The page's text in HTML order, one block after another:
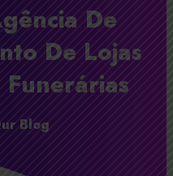
De
De Lojas
Blog